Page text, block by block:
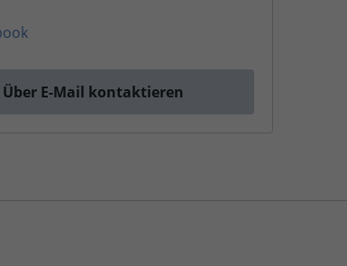
Über E-Mail kontaktieren